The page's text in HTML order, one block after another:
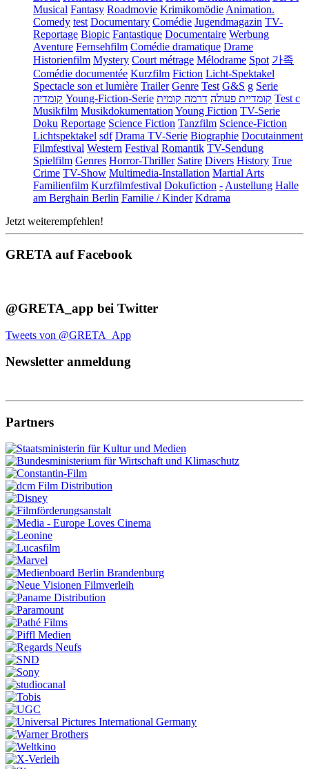
Musical Fantasy Roadmovie Krimikomödie Animation.
Comedy test Documentary Comédie Jugendmagazin TV-
Reportage Biopic Fantastique Documentaire Werbung
Aventure Fernsehfilm Comédie dramatique Drame
Historienfilm Mystery Court métrage Mélodrame Spot 가족
Comédie documentée Kurzfilm Fiction Licht-Spektakel
Spectacle son et lumière Trailer Genre Test G&S g Serie
קומדיה Young-Fiction-Serie קומדיית פעולה דרמה קומית
Test c
Musikfilm Musikdokumentation Young Fiction TV-Serie
Doku Reportage Science Fiction Tanzfilm Science-Fiction
Lichtspektakel sdf Drama TV-Serie Biographie Docutainment
Filmfestival Western Festival Romantik TV-Sendung
Spielfilm Genres Horror-Thriller Satire Divers History True
Crime TV-Show Multimedia-Installation Martial Arts
Familienfilm Kurzfilmfestival Dokufiction - Austellung Halle
am Berghain Berlin Familie / Kinder Kdrama
Jetzt weiterempfehlen!
GRETA auf Facebook
@GRETA_app bei Twitter
Tweets von @GRETA_App
Newsletter anmeldung
Partners